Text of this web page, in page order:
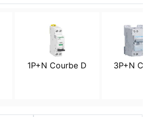
1P+N Courbe D 3P+N